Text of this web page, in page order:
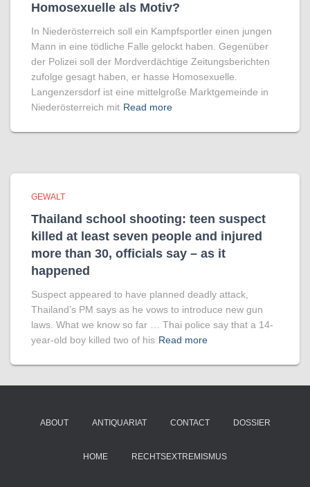
Homo­sexuelle als Motiv?
In Niederösterreich soll ein Kampfsportler einen jungen
Mann in eine tödliche Falle gelockt haben. Gegenüber
der Polizei soll der Mordverdächtige Zeitungsberichten
zufolge gesagt haben, er hasse Homosexuelle.
Langenzersdorf ist eine mittelgroße Marktgemeinde in
Niederösterreich mit Read more
GEWALT
Thailand school shooting: teen suspect
killed at least seven people and injured
more than 30, officials say – as it
happened
Suspect appeared to have planned deadly attack,
Thailand’s PM says as he vows to introduce new gun
laws. What we know so far … Thai police say that a 14-
year-old boy killed two of his Read more
ABOUT ANTIQUARIAT CONTACT DOSSIER
HOME RECHTSEXTREMISMUS